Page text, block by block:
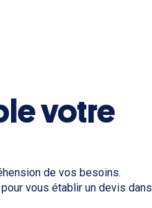
votre
de vos besoins.
vous établir un devis dans